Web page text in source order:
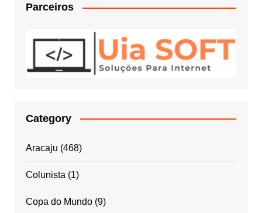
Parceiros
Category
Aracaju (468)
Colunista (1)
Copa do Mundo(9)